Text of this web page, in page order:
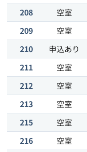
208
空室
209
空室
210
申込あり
211
空室
212
空室
213
空室
215
空室
216
空室